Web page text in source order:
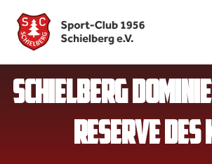
SCHIELBERG
RESERVE DES